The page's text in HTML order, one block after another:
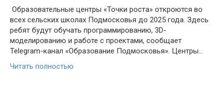
Образовательные центры «Точки роста» откроются во
всех сельских школах Подмосковья до 2025 года. Здесь
ребят будут обучать программированию, 3D-
моделированию и работе с проектами, сообщает
Telegram-канал «Образование Подмосковья». Центры…
Читать полностью